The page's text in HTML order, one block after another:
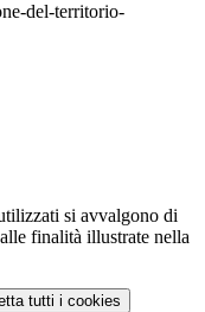
del-territorio-
si avvalgono di
finalità illustrate nella
tutti i cookies